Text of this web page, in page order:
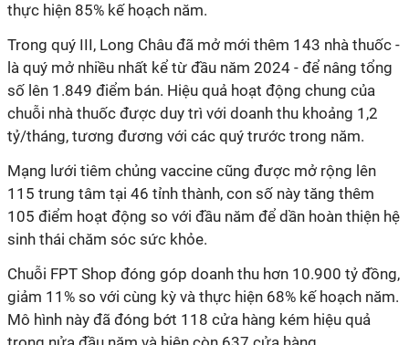
thực hiện 85% kế hoạch năm.
Trong quý III, Long Châu đã mở mới thêm 143 nhà thuốc -
là quý mở nhiều nhất kể từ đầu năm 2024 - để nâng tổng
số lên 1.849 điểm bán. Hiệu quả hoạt động chung của
chuỗi nhà thuốc được duy trì với doanh thu khoảng 1,2
tỷ/tháng, tương đương với các quý trước trong năm.
Mạng lưới tiêm chủng vaccine cũng được mở rộng lên
115 trung tâm tại 46 tỉnh thành, con số này tăng thêm
105 điểm hoạt động so với đầu năm để dần hoàn thiện hệ
sinh thái chăm sóc sức khỏe.
Chuỗi FPT Shop đóng góp doanh thu hơn 10.900 tỷ đồng,
giảm 11% so với cùng kỳ và thực hiện 68% kế hoạch năm.
Mô hình này đã đóng bớt 118 cửa hàng kém hiệu quả